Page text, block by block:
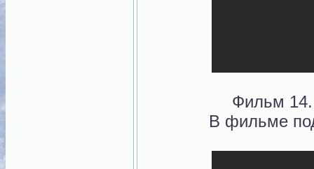
Фильм 14.
В фильме